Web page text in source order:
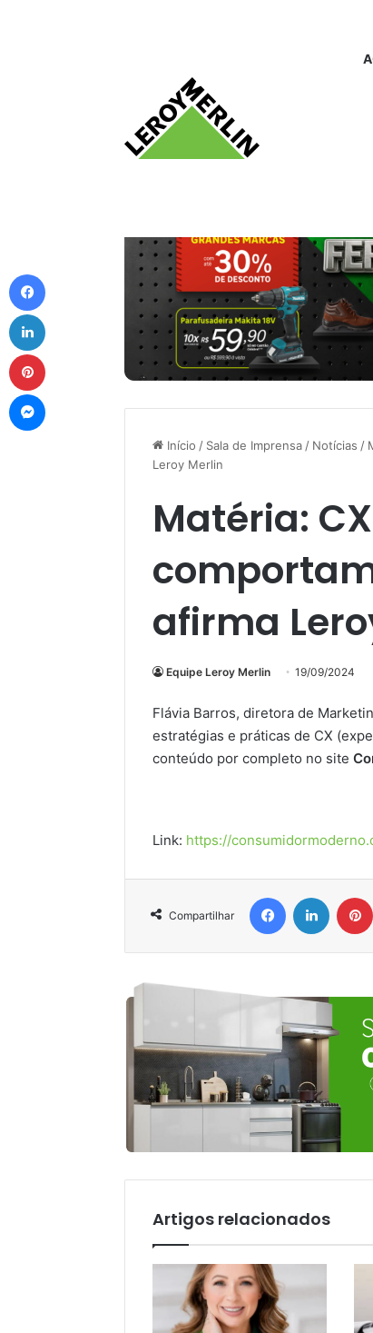
Início / Sala de Imprensa / Notícias /
Leroy Merlin
Matéria:
afirma
Equipe Leroy Merlin 19/09/2024
Flávia Barros, diretora de
estratégias e práticas de CX
conteúdo por completo no site
Link: https://
Compartilhar
FacebookLinkedin
Artigos relacionados